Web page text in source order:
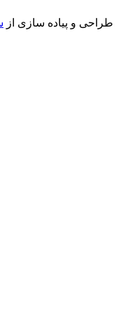
طراحی و پیاده سازی از